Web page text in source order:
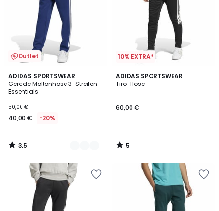
Outlet
ADIDAS SPORTSWEAR
Gerade Moltonhose 3-Streifen
Essentials
50,00 €
40,00 € -20%
3,5
/ 5
2
Farben
3,5
/
10% EXTRA*
ADIDAS SPORTSWEAR
Tiro-Hose
60,00 €
5
/
5
/